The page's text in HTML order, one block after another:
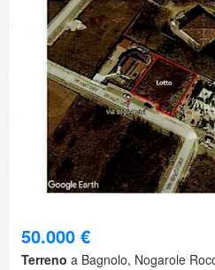
50.000 €
Terreno a Bagnolo, Nogarole